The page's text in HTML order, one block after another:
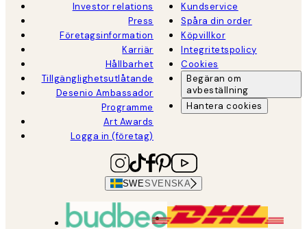
Investor relations
Press
Företagsinformation
Karriär
Hållbarhet
Tillgänglighetsutlåtande
Desenio Ambassador
Programme
Art Awards
Logga in (företag)
Kundservice
Spåra din order
Köpvillkor
Integritetspolicy
Cookies
Begäran om
avbeställning
Hantera cookies
SWESVENSKA